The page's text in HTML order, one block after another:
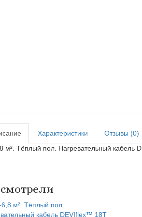
Характеристики Отзывы (0)
м². Тёплый пол. Нагревательный кабель